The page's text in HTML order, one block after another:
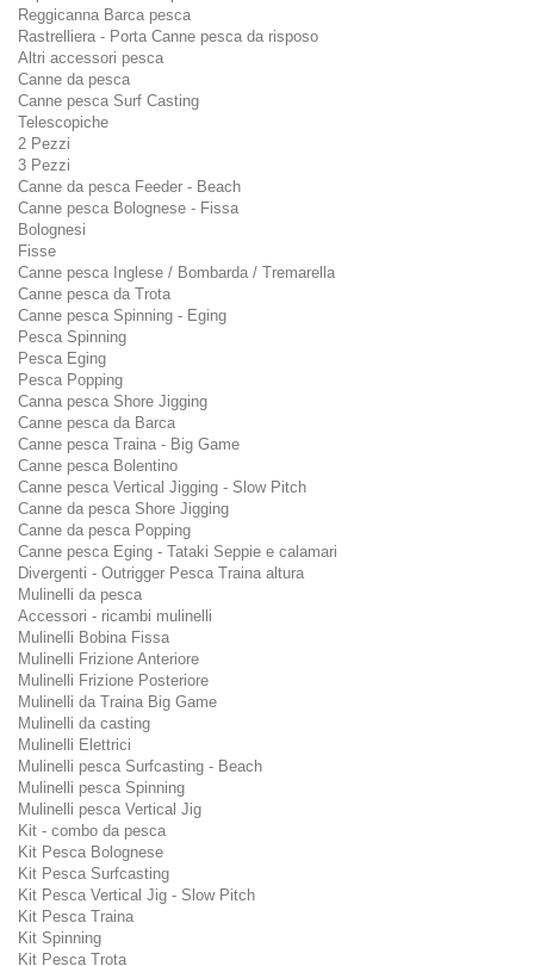
Reggicanna Barca pesca
Rastrelliera - Porta Canne pesca da risposo
Altri accessori pesca
Canne da pesca
Canne pesca Surf Casting
Telescopiche
2 Pezzi
3 Pezzi
Canne da pesca Feeder - Beach
Canne pesca Bolognese - Fissa
Bolognesi
Fisse
Canne pesca Inglese / Bombarda / Tremarella
Canne pesca da Trota
Canne pesca Spinning - Eging
Pesca Spinning
Pesca Eging
Pesca Popping
Canna pesca Shore Jigging
Canne pesca da Barca
Canne pesca Traina - Big Game
Canne pesca Bolentino
Canne pesca Vertical Jigging - Slow Pitch
Canne da pesca Shore Jigging
Canne da pesca Popping
Canne pesca Eging - Tataki Seppie e calamari
Divergenti - Outrigger Pesca Traina altura
Mulinelli da pesca
Accessori - ricambi mulinelli
Mulinelli Bobina Fissa
Mulinelli Frizione Anteriore
Mulinelli Frizione Posteriore
Mulinelli da Traina Big Game
Mulinelli da casting
Mulinelli Elettrici
Mulinelli pesca Surfcasting - Beach
Mulinelli pesca Spinning
Mulinelli pesca Vertical Jig
Kit - combo da pesca
Kit Pesca Bolognese
Kit Pesca Surfcasting
Kit Pesca Vertical Jig - Slow Pitch
Kit Pesca Traina
Kit Spinning
Kit Pesca Trota